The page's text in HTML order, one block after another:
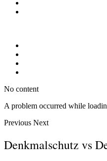
No content
A problem occurred while
Previous Next
Denkmalschutz vs